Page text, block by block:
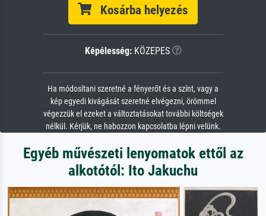
Kosárba helyezés
Képélesség:KÖZEPES
Ha módosítani szeretné a fényerőt és a színt, vagy a
kép egyedi kivágását szeretné elvégezni, örömmel
végezzük el ezeket a változtatásokat további költségek
nélkül. Kérjük, ne habozzon kapcsolatba lépni velünk.
Egyéb művészeti lenyomatok ettől az
alkotótól: Ito Jakuchu